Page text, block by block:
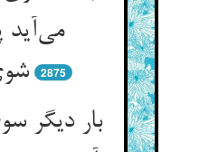
می‌آید
2875
بار دیگر